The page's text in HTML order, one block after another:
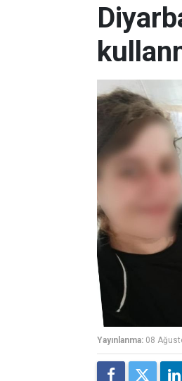
Yayınlanma: 08